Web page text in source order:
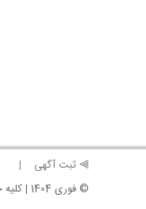
⫸ ثبت آگهی
© فوری 1404 | کلیه حقوق محفوظ است